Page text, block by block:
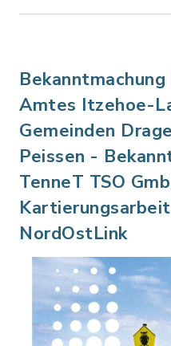
Amtes Itzehoe-
Gemeinden
Peissen -
TenneT TSO
NordOstLink